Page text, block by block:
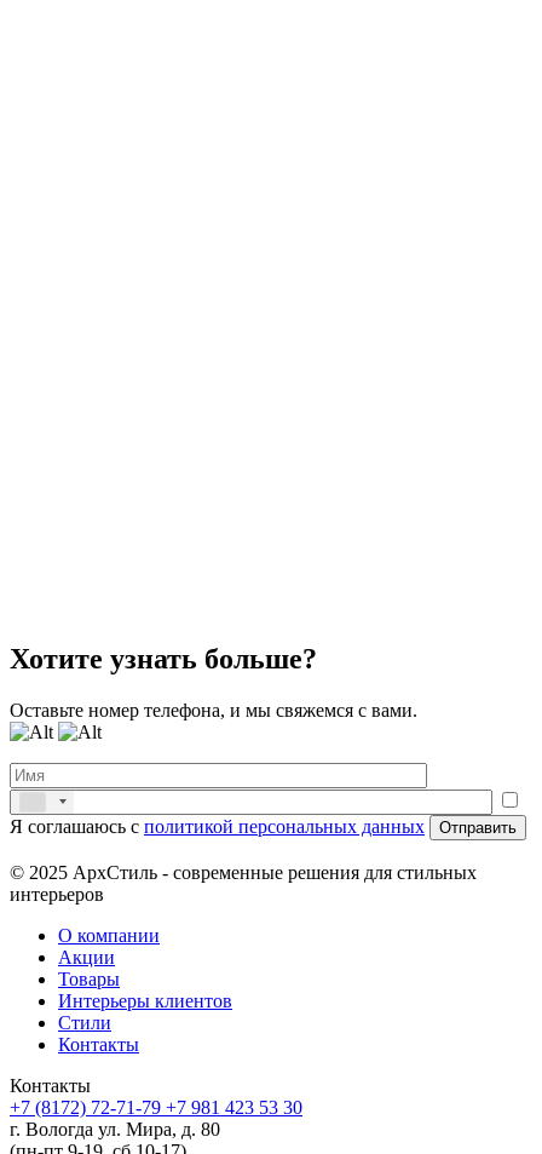
Хотите узнать больше?
Оставьте номер телефона, и мы свяжемся с вами.
Я соглашаюсь с политикой персональных данных
© 2025 АрхСтиль - современные решения для стильных
интерьеров
О компании
Акции
Товары
Интерьеры клиентов
Стили
Контакты
Контакты
+7 (8172) 72-71-79 +7 981 423 53 30
г. Вологда ул. Мира, д. 80